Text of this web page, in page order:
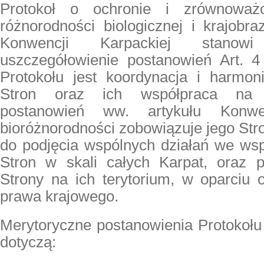
Protokoł o ochronie i
różnorodności biologicznej i
Konwencji Karpackiej
uszczegółowienie postanowień Art.
Protokołu jest koordynacja i
Stron oraz ich współpraca na
postanowień ww. artykułu
bioróżnorodności zobowiązuje jego
do podjęcia wspólnych działań we
Stron w skali całych Karpat, oraz
Strony na ich terytorium, w oparciu
prawa krajowego.
Merytoryczne postanowienia
dotyczą: